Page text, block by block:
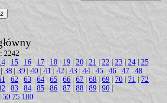
2242
| 15| 16| 17| 18| 19| 20| 21 | 22 | 23| 24| 25
38| 39| 40| 41 | 42 | 43| 44| 45| 46| 47| 48|
| 62 | 63 | 64 | 65 | 66 | 67 | 68 | 69 | 70 | 71 | 72
| 83 | 84 | 85 | 86 | 87 | 88 | 89 | 90 |
50 75 100